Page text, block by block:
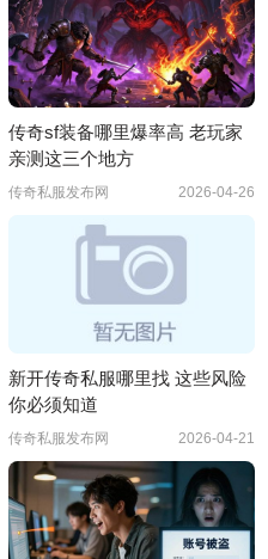
传奇sf装备哪里爆率高 老玩家
亲测这三个地方
传奇私服发布网 2026-04-26
新开传奇私服哪里找 这些风险
你必须知道
传奇私服发布网 2026-04-21